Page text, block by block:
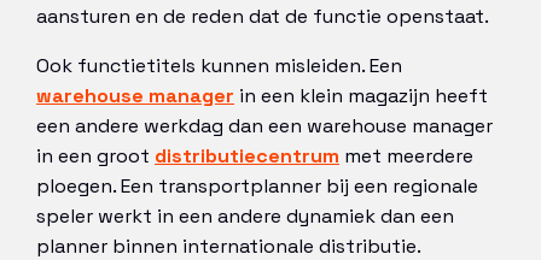
aansturen en de reden dat de functie openstaat.
Ook functietitels kunnen misleiden. Een
warehouse manager in een klein magazijn heeft
een andere werkdag dan een warehouse manager
in een groot distributiecentrum met meerdere
ploegen. Een transportplanner bij een regionale
speler werkt in een andere dynamiek dan een
planner binnen internationale distributie.